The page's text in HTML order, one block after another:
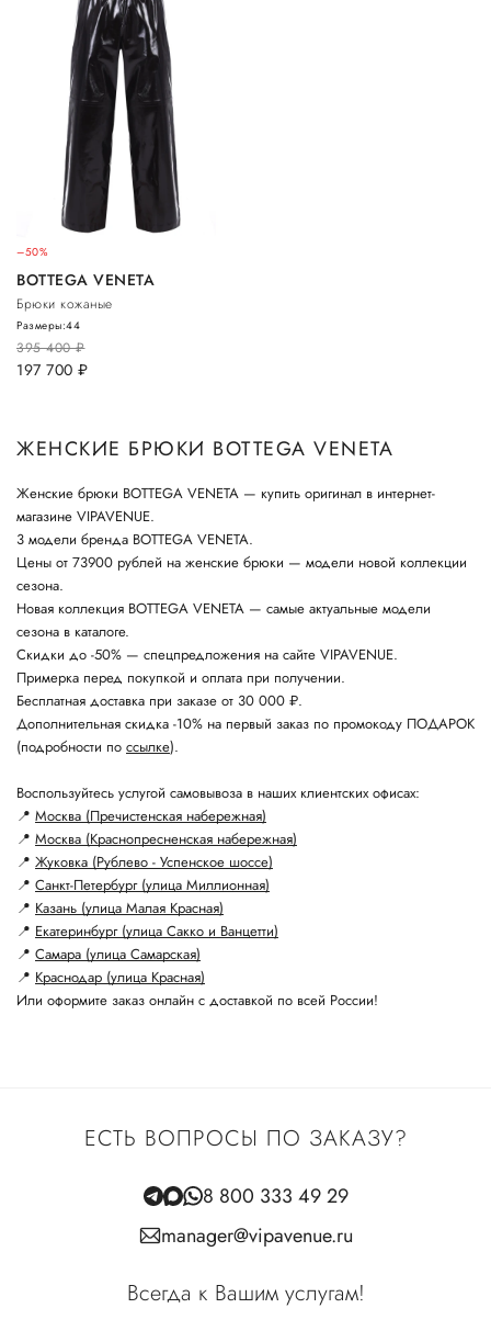
–50%
BOTTEGA VENETA
Брюки кожаные
395 400руб.
197 700 руб.
Размеры:44
ЖЕНСКИЕ БРЮКИ BOTTEGA VENETA
Женские брюки BOTTEGA VENETA — купить оригинал в интернет-
магазине VIPAVENUE.
3 модели бренда BOTTEGA VENETA.
Цены от 73900 рублей на женские брюки — модели новой коллекции
сезона.
Новая коллекция BOTTEGA VENETA — самые актуальные модели
сезона в каталоге.
Скидки до -50% — спецпредложения на сайте VIPAVENUE.
Примерка перед покупкой и оплата при получении.
Бесплатная доставка при заказе от 30 000 ₽.
Дополнительная скидка -10% на первый заказ по промокоду ПОДАРОК
(подробности по ссылке).
Воспользуйтесь услугой самовывоза в наших клиентских офисах:
📍 Москва (Пречистенская набережная)
📍 Москва (Краснопресненская набережная)
📍 Жуковка (Рублево - Успенское шоссе)
📍 Санкт-Петербург (улица Миллионная)
📍 Казань (улица Малая Красная)
📍 Екатеринбург (улица Сакко и Ванцетти)
📍 Самара (улица Самарская)
📍 Краснодар (улица Красная)
Или оформите заказ онлайн с доставкой по всей России!
ЕСТЬ ВОПРОСЫ ПО ЗАКАЗУ?
8 800 333 49 29
manager@vipavenue.ru
Всегда к Вашим услугам!